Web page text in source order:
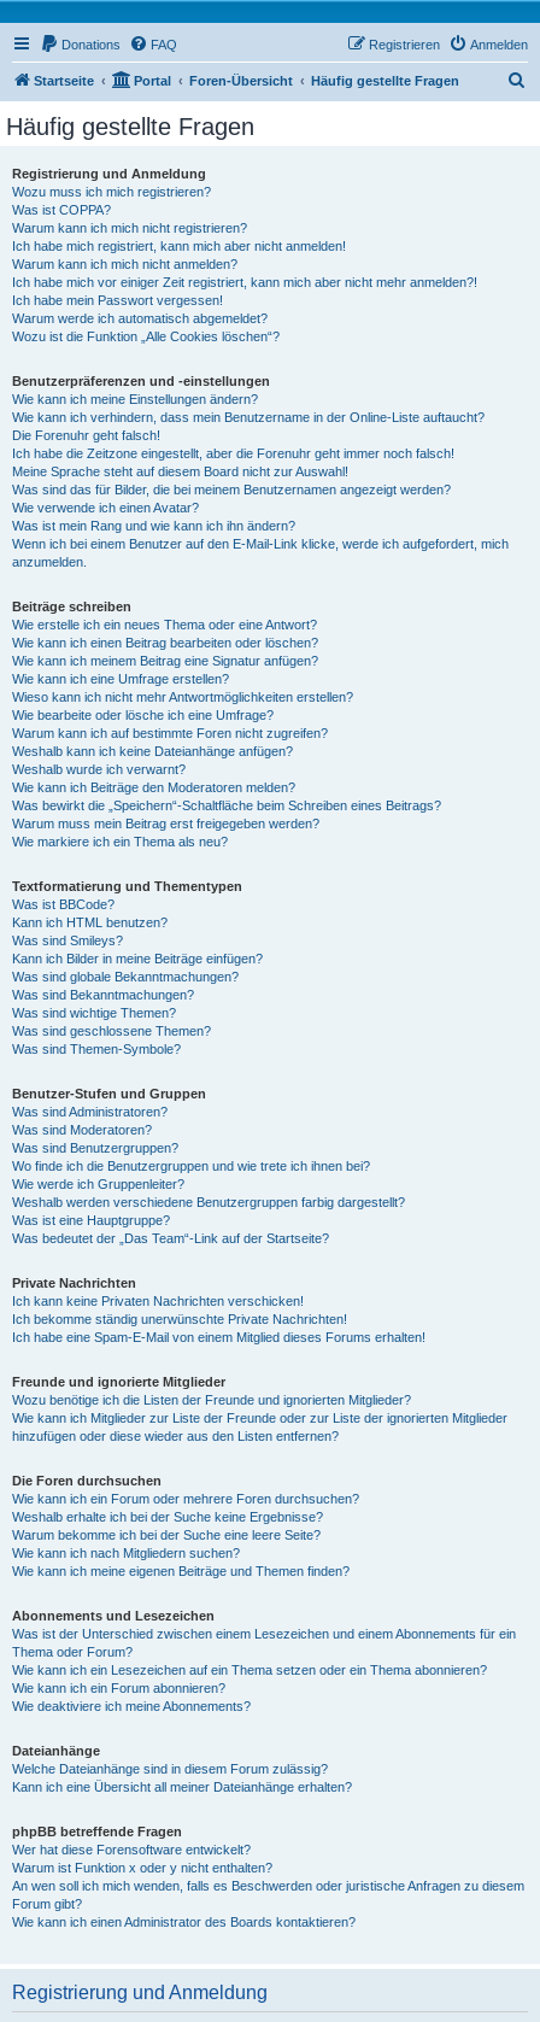
Donations FAQ Anmelden
Registrieren
Startseite Portal Foren-Übersicht Häufig gestellte Fragen
Häufig gestellte Fragen
Registrierung und Anmeldung
Wozu muss ich mich registrieren?
Was ist COPPA?
Warum kann ich mich nicht registrieren?
Ich habe mich registriert, kann mich aber nicht anmelden!
Warum kann ich mich nicht anmelden?
Ich habe mich vor einiger Zeit registriert, kann mich aber nicht mehr anmelden?!
Ich habe mein Passwort vergessen!
Warum werde ich automatisch abgemeldet?
Wozu ist die Funktion „Alle Cookies löschen“?
Benutzerpräferenzen und -einstellungen
Wie kann ich meine Einstellungen ändern?
Wie kann ich verhindern, dass mein Benutzername in der Online-Liste auftaucht?
Die Forenuhr geht falsch!
Ich habe die Zeitzone eingestellt, aber die Forenuhr geht immer noch falsch!
Meine Sprache steht auf diesem Board nicht zur Auswahl!
Was sind das für Bilder, die bei meinem Benutzernamen angezeigt werden?
Wie verwende ich einen Avatar?
Was ist mein Rang und wie kann ich ihn ändern?
Wenn ich bei einem Benutzer auf den E-Mail-Link klicke, werde ich aufgefordert, mich
anzumelden.
Beiträge schreiben
Wie erstelle ich ein neues Thema oder eine Antwort?
Wie kann ich einen Beitrag bearbeiten oder löschen?
Wie kann ich meinem Beitrag eine Signatur anfügen?
Wie kann ich eine Umfrage erstellen?
Wieso kann ich nicht mehr Antwortmöglichkeiten erstellen?
Wie bearbeite oder lösche ich eine Umfrage?
Warum kann ich auf bestimmte Foren nicht zugreifen?
Weshalb kann ich keine Dateianhänge anfügen?
Weshalb wurde ich verwarnt?
Wie kann ich Beiträge den Moderatoren melden?
Was bewirkt die „Speichern“-Schaltfläche beim Schreiben eines Beitrags?
Warum muss mein Beitrag erst freigegeben werden?
Wie markiere ich ein Thema als neu?
Textformatierung und Thementypen
Was ist BBCode?
Kann ich HTML benutzen?
Was sind Smileys?
Kann ich Bilder in meine Beiträge einfügen?
Was sind globale Bekanntmachungen?
Was sind Bekanntmachungen?
Was sind wichtige Themen?
Was sind geschlossene Themen?
Was sind Themen-Symbole?
Benutzer-Stufen und Gruppen
Was sind Administratoren?
Was sind Moderatoren?
Was sind Benutzergruppen?
Wo finde ich die Benutzergruppen und wie trete ich ihnen bei?
Wie werde ich Gruppenleiter?
Weshalb werden verschiedene Benutzergruppen farbig dargestellt?
Was ist eine Hauptgruppe?
Was bedeutet der „Das Team“-Link auf der Startseite?
Private Nachrichten
Ich kann keine Privaten Nachrichten verschicken!
Ich bekomme ständig unerwünschte Private Nachrichten!
Ich habe eine Spam-E-Mail von einem Mitglied dieses Forums erhalten!
Freunde und ignorierte Mitglieder
Wozu benötige ich die Listen der Freunde und ignorierten Mitglieder?
Wie kann ich Mitglieder zur Liste der Freunde oder zur Liste der ignorierten Mitglieder
hinzufügen oder diese wieder aus den Listen entfernen?
Die Foren durchsuchen
Wie kann ich ein Forum oder mehrere Foren durchsuchen?
Weshalb erhalte ich bei der Suche keine Ergebnisse?
Warum bekomme ich bei der Suche eine leere Seite?
Wie kann ich nach Mitgliedern suchen?
Wie kann ich meine eigenen Beiträge und Themen finden?
Abonnements und Lesezeichen
Was ist der Unterschied zwischen einem Lesezeichen und einem Abonnements für ein
Thema oder Forum?
Wie kann ich ein Lesezeichen auf ein Thema setzen oder ein Thema abonnieren?
Wie kann ich ein Forum abonnieren?
Wie deaktiviere ich meine Abonnements?
Dateianhänge
Welche Dateianhänge sind in diesem Forum zulässig?
Kann ich eine Übersicht all meiner Dateianhänge erhalten?
phpBB betreffende Fragen
Wer hat diese Forensoftware entwickelt?
Warum ist Funktion x oder y nicht enthalten?
An wen soll ich mich wenden, falls es Beschwerden oder juristische Anfragen zu diesem
Forum gibt?
Wie kann ich einen Administrator des Boards kontaktieren?
Registrierung und Anmeldung